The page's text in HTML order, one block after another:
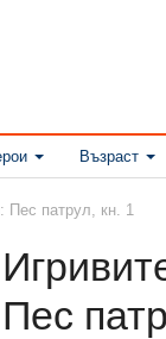
Възраст
Пес патрул, кн. 1
Пес